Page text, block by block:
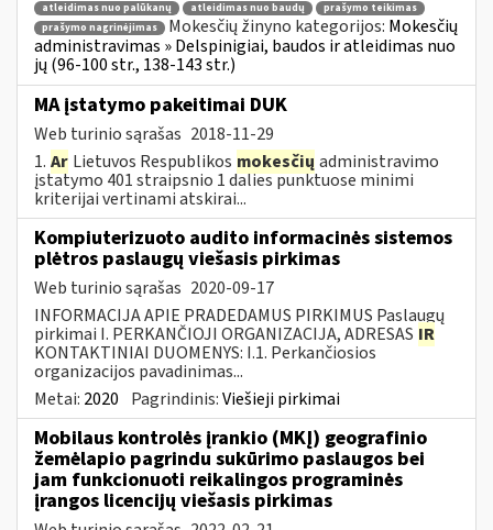
atleidimas nuo palūkanų
atleidimas nuo baudų
prašymo teikimas
prašymo nagrinėjimas
Mokesčių žinyno kategorijos: Mokesčių
administravimas » Delspinigiai, baudos ir atleidimas nuo
jų (96-100 str., 138-143 str.)
MA įstatymo pakeitimai DUK
Web turinio sąrašas 2018-11-29
1. Ar Lietuvos Respublikos mokesčių administravimo
įstatymo 401 straipsnio 1 dalies punktuose minimi
kriterijai vertinami atskirai...
Kompiuterizuoto audito informacinės sistemos
plėtros paslaugų viešasis pirkimas
Web turinio sąrašas 2020-09-17
INFORMACIJA APIE PRADEDAMUS PIRKIMUS Paslaugų
pirkimai I. PERKANČIOJI ORGANIZACIJA, ADRESAS IR
KONTAKTINIAI DUOMENYS: I.1. Perkančiosios
organizacijos pavadinimas...
Metai: 2020 Pagrindinis:Viešieji pirkimai
Mobilaus kontrolės įrankio (MKĮ) geografinio
žemėlapio pagrindu sukūrimo paslaugos bei
jam funkcionuoti reikalingos programinės
įrangos licencijų viešasis pirkimas